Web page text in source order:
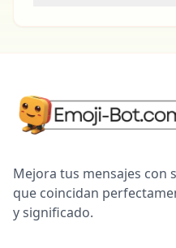
Mejora tus mensajes con
que coincidan
y significado.